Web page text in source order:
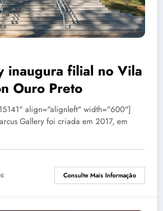
inaugura filial no Vila
Ouro Preto
align="alignleft" width="600"]
Gallery foi criada em 2017, em
Consulte Mais Informação